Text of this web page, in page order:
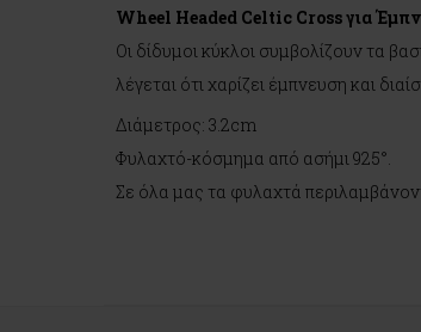
Wheel Headed Celtic Cross για
Οι δίδυμοι κύκλοι συμβολίζουν τα
λέγεται ότι χαρίζει έμπνευση και
Διάμετρος: 3.2cm
Φυλαχτό-κόσμημα από ασήμι 925°.
Σε όλα μας τα φυλαχτά